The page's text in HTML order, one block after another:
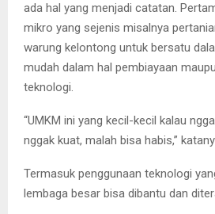
ada hal yang menjadi catatan.
mikro yang sejenis misalnya
warung kelontong untuk bersatu
mudah dalam hal pembiayaan
teknologi.
“UMKM ini yang kecil-kecil kalau
nggak kuat, malah bisa habis,”
Termasuk penggunaan teknologi
lembaga besar bisa dibantu dan